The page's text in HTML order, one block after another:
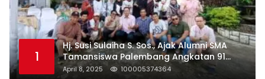
1
Hj. Susi Sulaiha S. Sos., Ajak Alumni SMA
Tamansiswa Palembang Angkatan 91
Halal Bihalal
April 8, 2025 100005374364